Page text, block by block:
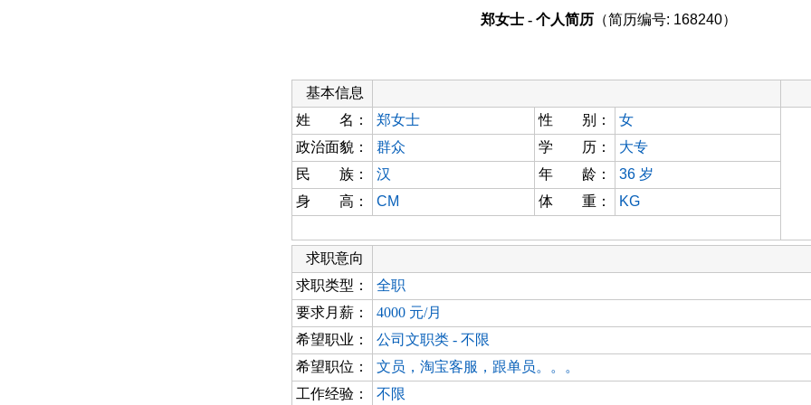
郑女士 - 个人简历（简历编号: 168240）
基本信息
姓 名：
郑女士 性 别：
女
政治面貌：
群众 学 历：
大专
民 族：
汉 年 龄： 36 岁
身 高：
CM 体 重： KG
求职意向
求职类型：
全职
要求月薪：
4000 元/月
希望职业：
公司文职类 - 不限
希望职位：
文员，淘宝客服，跟单员。。。
工作经验：
不限